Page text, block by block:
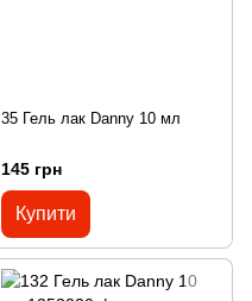
35 Гель лак Danny 10 мл
145 грн
Купити